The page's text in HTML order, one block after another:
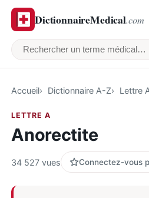
DictionnaireMedical.com
Rechercher un terme
Accueil Dictionnaire A-Z Lettre
LETTRE A
Anorectite
34 527 vues Connectez-vous